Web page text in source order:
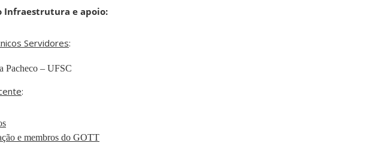
Infraestrutura e apoio:
Servidores:
Pacheco – UFSC
:
e membros do GOTT